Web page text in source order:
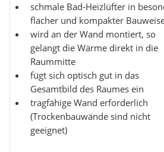
schmale Bad-Heizlüfter in
flacher und kompakter
wird an der Wand montiert, so
gelangt die Wärme direkt in die
Raummitte
fügt sich optisch gut in das
Gesamtbild des Raumes ein
tragfähige Wand erforderlich
(Trockenbauwände sind nicht
geeignet)